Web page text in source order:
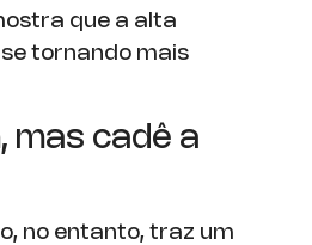
que a alta
tornando mais
mas cadê a
no entanto, traz um